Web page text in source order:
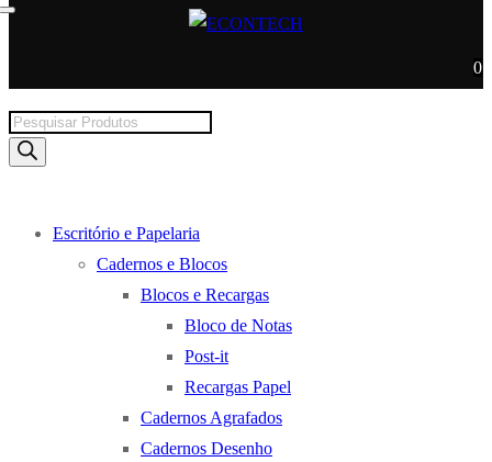
0
Products
search
Escritório e Papelaria
Cadernos e Blocos
Blocos e Recargas
Bloco de Notas
Post-it
Recargas Papel
Cadernos Agrafados
Cadernos Desenho